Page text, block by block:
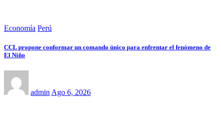
Economía Perú
CCL propone conformar un comando único para enfrentar el fenómeno de
El Niño
admin Ago 6, 2026